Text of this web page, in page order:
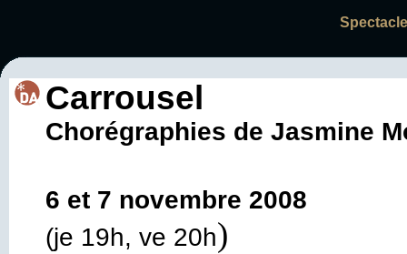
Carrousel
Chorégraphies de Jasmine
6 et 7 novembre 2008
(je 19h, ve 20h)